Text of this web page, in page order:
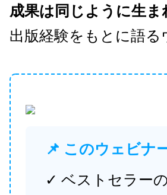
成果は同じように生
出版経験をもとに語
📌 このウェビナ
✓ ベストセラー